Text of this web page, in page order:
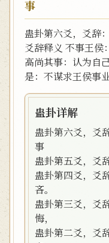
事
蛊卦第六爻，爻辞
爻辞释义 不事王侯
高尚其事：认为自
是：不谋求王侯事
蛊卦详解
蛊卦第六爻，爻
事
蛊卦第五爻，爻
蛊卦第四爻，爻
吝。
蛊卦第三爻，爻
悔，
蛊卦第二爻，爻